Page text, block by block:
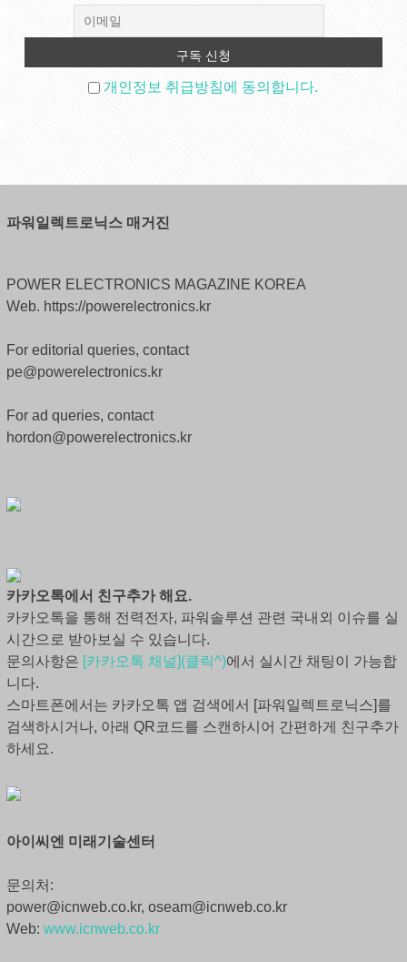
개인정보 취급방침에 동의합니다.
파워일렉트로닉스 매거진
POWER ELECTRONICS MAGAZINE KOREA
Web. https://powerelectronics.kr
For editorial queries, contact
pe@powerelectronics.kr
For ad queries, contact
hordon@powerelectronics.kr
카카오톡에서 친구추가 해요.
카카오톡을 통해 전력전자, 파워솔루션 관련 국내외 이슈를 실
시간으로 받아보실 수 있습니다.
문의사항은 [카카오톡 채널](클릭^)에서 실시간 채팅이 가능합
니다.
스마트폰에서는 카카오톡 앱 검색에서 [파워일렉트로닉스]를
검색하시거나, 아래 QR코드를 스캔하시어 간편하게 친구추가
하세요.
아이씨엔 미래기술센터
문의처:
power@icnweb.co.kr, oseam@icnweb.co.kr
Web: www.icnweb.co.kr